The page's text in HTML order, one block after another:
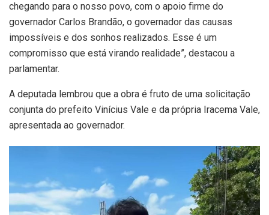
chegando para o nosso povo, com o apoio firme do
governador Carlos Brandão, o governador das causas
impossíveis e dos sonhos realizados. Esse é um
compromisso que está virando realidade”, destacou a
parlamentar.
A deputada lembrou que a obra é fruto de uma solicitação
conjunta do prefeito Vinícius Vale e da própria Iracema Vale,
apresentada ao governador.